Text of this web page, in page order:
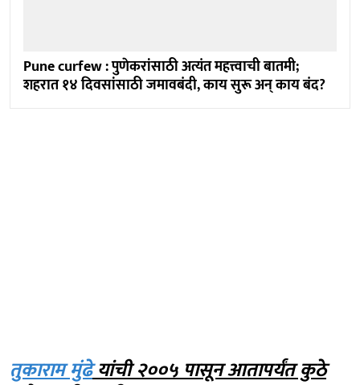
Pune curfew : पुणेकरांसाठी अत्यंत महत्त्वाची बातमी;
शहरात १४ दिवसांसाठी जमावबंदी, काय सुरू अन् काय बंद?
तुकाराम मुंढेयांची २००५ पासून आतापर्यंत कुठे